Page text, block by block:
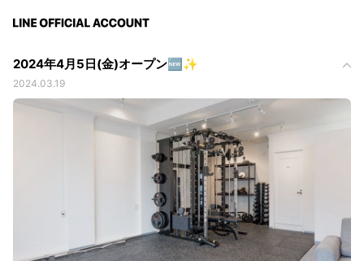
2024年4月5日(金)オープン🆕✨
2024.03.19